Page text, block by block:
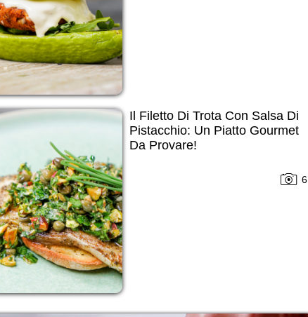
Il Filetto Di Trota Con Salsa Di
Pistacchio: Un Piatto Gourmet
Da Provare!
6